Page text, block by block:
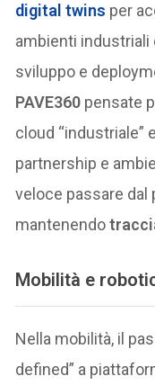
digital twins per
ambienti
sviluppo e
PAVE360 pensate
cloud “industriale”
partnership e
veloce passare dal
mantenendo
Mobilità e
Nella mobilità, il
defined” a